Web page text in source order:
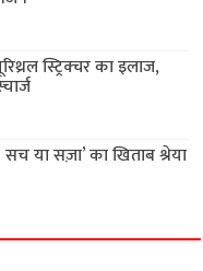
स्ट्रिक्चर का इलाज,
या सज़ा’ का खिताब श्रेया